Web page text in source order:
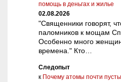
помощь в деньгах и жилье
02.08.2026
"Священники говорят,
паломников к мощам
Особенно много
времена." Кто…
Следопыт
к Почему атомы почти